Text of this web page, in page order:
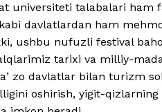
universiteti talabalari ham
davlatlardan ham
ushbu nufuzli festival
tarixi va milliy-
davlatlar bilan turizm
oshirish, yigit-